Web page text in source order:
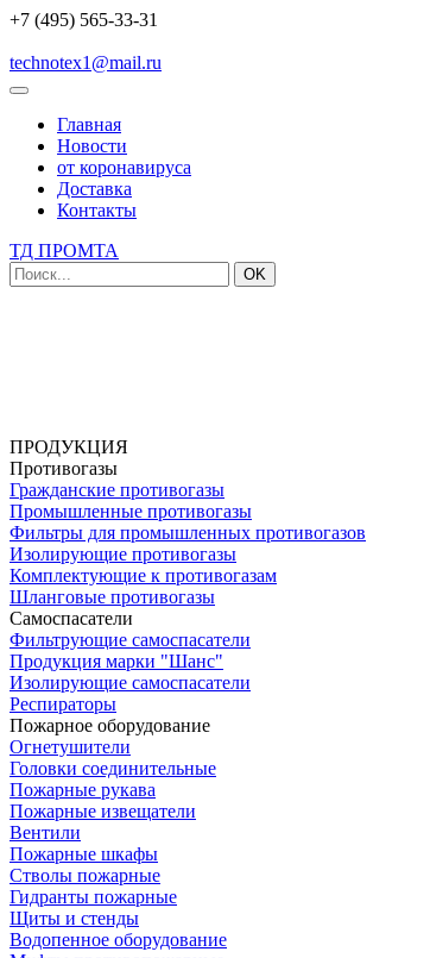
+7 (495) 565-33-31
technotex1@mail.ru
Главная
Новости
от коронавируса
Доставка
Контакты
ТД ПРОМТА
OK
ПРОДУКЦИЯ
Противогазы
Гражданские противогазы
Промышленные противогазы
Фильтры для промышленных противогазов
Изолирующие противогазы
Комплектующие к противогазам
Шланговые противогазы
Самоспасатели
Фильтрующие самоспасатели
Продукция марки "Шанс"
Изолирующие самоспасатели
Респираторы
Пожарное оборудование
Огнетушители
Головки соединительные
Пожарные рукава
Пожарные извещатели
Вентили
Пожарные шкафы
Стволы пожарные
Гидранты пожарные
Щиты и стенды
Водопенное оборудование